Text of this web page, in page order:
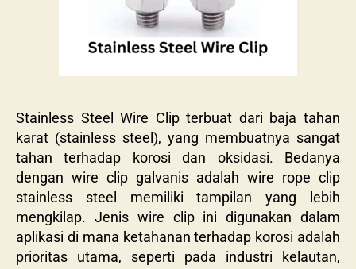
Stainless Steel Wire Clip terbuat dari baja tahan
karat (stainless steel), yang membuatnya sangat
tahan terhadap korosi dan oksidasi. Bedanya
dengan wire clip galvanis adalah wire rope clip
stainless steel memiliki tampilan yang lebih
mengkilap. Jenis wire clip ini digunakan dalam
aplikasi di mana ketahanan terhadap korosi adalah
prioritas utama, seperti pada industri kelautan,